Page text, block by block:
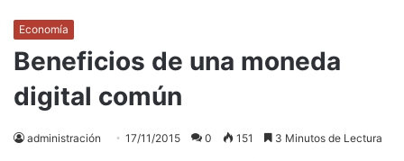
Economía
Beneficios de una moneda
digital común
administración 17/11/2015 0 151 3 Minutos de Lectura